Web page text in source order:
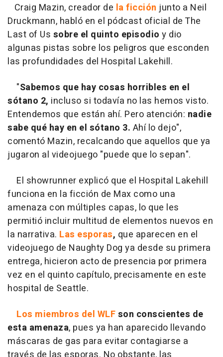
Craig Mazin, creador de la ficción junto a Neil
Druckmann, habló en el pódcast oficial de The
Last of Us sobre el quinto episodio y dio
algunas pistas sobre los peligros que esconden
las profundidades del Hospital Lakehill.
"Sabemos que hay cosas horribles en el
sótano 2, incluso si todavía no las hemos visto.
Entendemos que están ahí. Pero atención: nadie
sabe qué hay en el sótano 3. Ahí lo dejo",
comentó Mazin, recalcando que aquellos que ya
jugaron al videojuego "puede que lo sepan".
El showrunner explicó que el Hospital Lakehill
funciona en la ficción de Max como una
amenaza con múltiples capas, lo que les
permitió incluir multitud de elementos nuevos en
la narrativa. Las esporas, que aparecen en el
videojuego de Naughty Dog ya desde su primera
entrega, hicieron acto de presencia por primera
vez en el quinto capítulo, precisamente en este
hospital de Seattle.
Los miembros del WLFson conscientes de
esta amenaza, pues ya han aparecido llevando
máscaras de gas para evitar contagiarse a